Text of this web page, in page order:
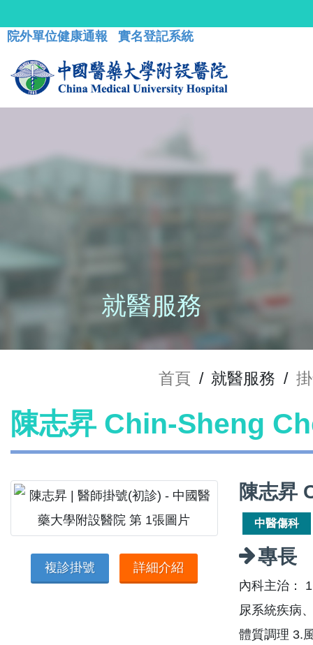
院外單位健康通報 實名登記系統
就醫服務
首頁 / 就醫服務 /
陳志昇 Chin-Sheng
複診掛號 詳細介紹
陳志昇
中醫傷科
專長
內科主治：
尿系統疾病
體質調理 3.